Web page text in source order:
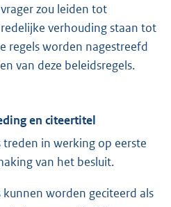
zou leiden tot
verhouding staan tot
regels worden nagestreefd
van deze beleidsregels.
en citeertitel
treden in werking op eerste
van het besluit.
kunnen worden geciteerd als